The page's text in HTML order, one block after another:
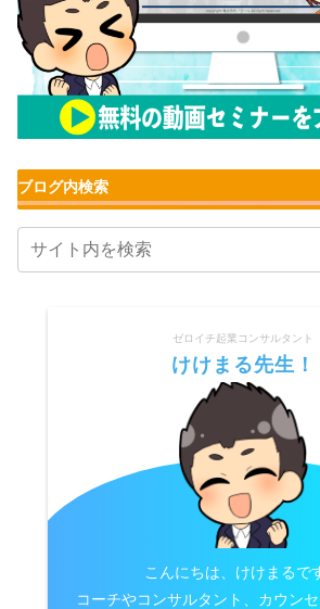
ブログ内検索
ゼロイチ起業コンサルタント
けけまる先生！
こんにちは、けけまるで
コーチやコンサルタント、カウン